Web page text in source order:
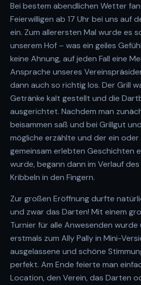
Bei bestem abendlichen Wetter
Feierwilligen ab 17 Uhr bei uns auf
ein. Zum allerersten Mal wurde es
unserem Hof – was ein geiles
keine Ahnung, auf jeden Fall eine
Ansprache unseres
dann auch so richtig los. Der Grill
Getränke kalt gestellt und die
ausgerichtet. Nachdem man
beisammen saß und bei Grillgut
mögliche erzählte und der ein
gemeinsam erlebten Geschichten
wurde, begann dann im Verlauf
Kribbeln in den Fingern.
Zur großen Eröffnung durfte
und zwar das Darten! Mit einem
Turnier für alle Anwesenden wurde
erstmals zum Ally Pally in Mini-
ausgelassene und schöne
perfekt. Am Ende feierte man
Location, den Verein, das Darten